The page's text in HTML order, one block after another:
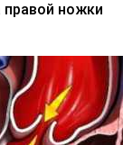
правой ножки